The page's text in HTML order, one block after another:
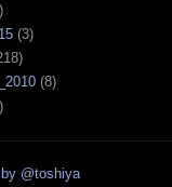
(3)
(8)
@toshiya